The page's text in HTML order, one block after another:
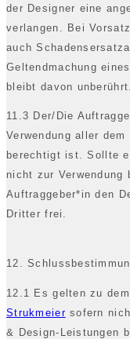
der Designer eine
verlangen. Bei
auch
Geltendmachung
bleibt davon unberührt.
11.3 Der/Die
Verwendung aller
berechtigt ist. Sollte
nicht zur
Auftraggeber*in den
Dritter frei.
12.
12.1 Es gelten zu
Strukmeiersofern
& Design-Leistungen